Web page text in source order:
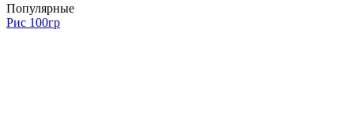
Популярные
Рис 100гр